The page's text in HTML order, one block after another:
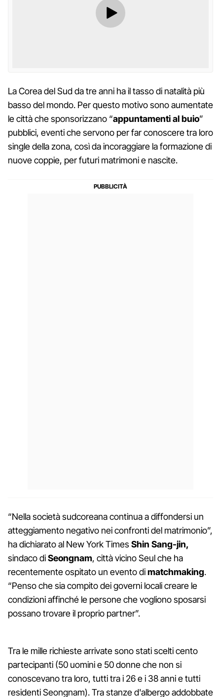
La Corea del Sud da tre anni ha il tasso di natalità più
basso del mondo. Per questo motivo sono aumentate
le città che sponsorizzano “appuntamenti al buio”
pubblici, eventi che servono per far conoscere tra loro
single della zona, così da incoraggiare la formazione di
nuove coppie, per futuri matrimoni e nascite.
“Nella società sudcoreana continua a diffondersi un
atteggiamento negativo nei confronti del matrimonio”,
ha dichiarato al New York Times Shin Sang-jin,
sindaco diSeongnam, città vicino Seul che ha
recentemente ospitato un evento dimatchmaking.
“Penso che sia compito dei governi locali creare le
condizioni affinché le persone che vogliono sposarsi
possano trovare il proprio partner”.
Tra le mille richieste arrivate sono stati scelti cento
partecipanti (50 uomini e 50 donne che non si
conoscevano tra loro, tutti tra i 26 e i 38 anni e tutti
residenti Seongnam). Tra stanze d'albergo addobbate